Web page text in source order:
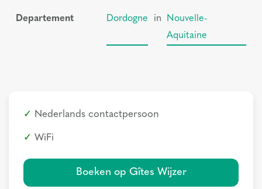
Departement Dordogne in
Nouvelle-
Aquitaine
Nederlands contactpersoon
WiFi
Boeken op Gîtes Wijzer